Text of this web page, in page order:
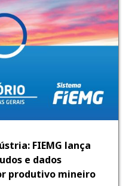
FIEMG lança
e dados
produtivo mineiro